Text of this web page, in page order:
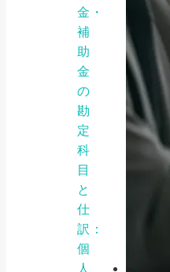
金・
補
助
金
の
勘
定
科
目
と
仕
訳：
個
人